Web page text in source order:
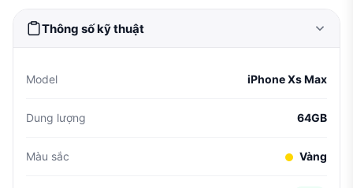
Thông số kỹ thuật
Model iPhone Xs Max
Dung lượng 64GB
Màu sắc Vàng